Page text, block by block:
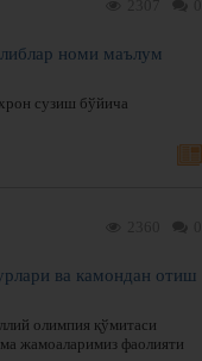
номи маълум
сузиш бўйича
ва камондан отиш
олимпия қўмитаси
жамоаларимиз фаолияти